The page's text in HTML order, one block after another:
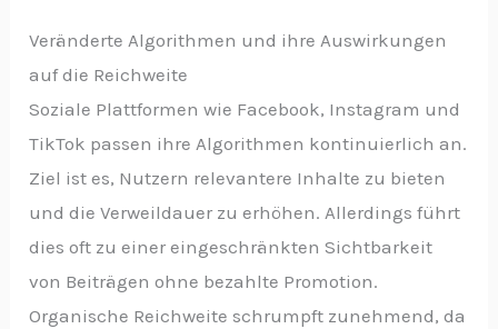
Veränderte Algorithmen und ihre Auswirkungen
auf die Reichweite
Soziale Plattformen wie Facebook, Instagram und
TikTok passen ihre Algorithmen kontinuierlich an.
Ziel ist es, Nutzern relevantere Inhalte zu bieten
und die Verweildauer zu erhöhen. Allerdings führt
dies oft zu einer eingeschränkten Sichtbarkeit
von Beiträgen ohne bezahlte Promotion.
Organische Reichweite schrumpft zunehmend, da